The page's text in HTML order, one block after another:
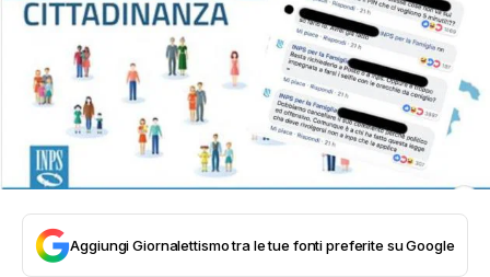
Aggiungi Giornalettismo tra le tue fonti preferite su Google